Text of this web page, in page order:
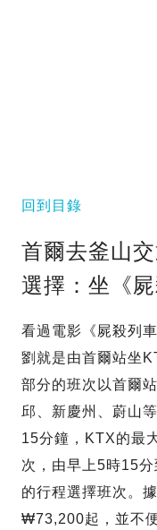
回到目錄
首爾去釜山
選擇：坐《
看過電影《屍殺列
劉就是由首爾站坐
部分的班次以首爾
邱、新慶州、蔚山
15分鐘，KTX的最
次，由早上5時15
的行程選擇班次。
₩73,200起，並不便